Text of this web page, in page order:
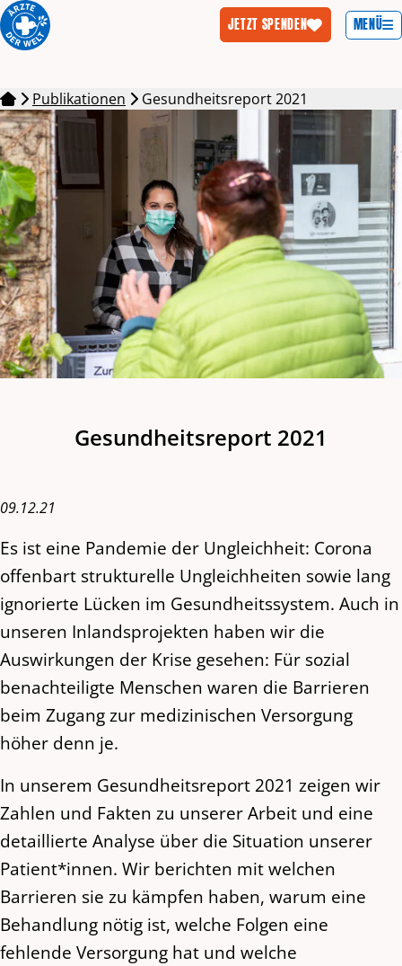
JETZT SPENDEN MENÜ
Publikationen
Gesundheitsreport 2021
Gesundheitsreport 2021
09.12.21
Es ist eine Pandemie der Ungleichheit: Corona
offenbart strukturelle Ungleichheiten sowie lang
ignorierte Lücken im Gesundheitssystem. Auch in
unseren Inlandsprojekten haben wir die
Auswirkungen der Krise gesehen: Für sozial
benachteiligte Menschen waren die Barrieren
beim Zugang zur medizinischen Versorgung
höher denn je.
In unserem Gesundheitsreport 2021 zeigen wir
Zahlen und Fakten zu unserer Arbeit und eine
detaillierte Analyse über die Situation unserer
Patient*innen. Wir berichten mit welchen
Barrieren sie zu kämpfen haben, warum eine
Behandlung nötig ist, welche Folgen eine
fehlende Versorgung hat und welche